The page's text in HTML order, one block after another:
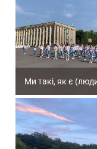
Ми такі, як є